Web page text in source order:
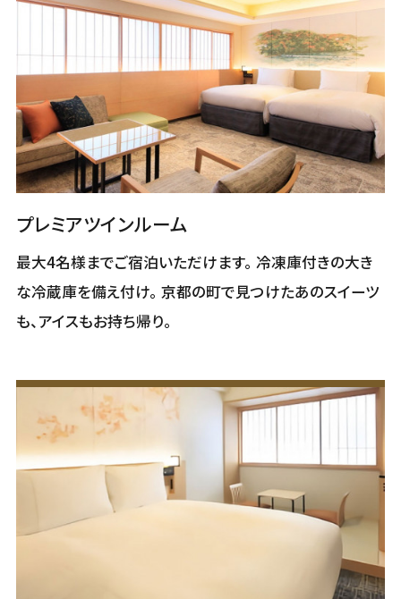
プレミアツインルーム
最大4名様までご宿泊いただけます。 冷凍庫付きの大き
な冷蔵庫を備え付け。 京都の町で見つけたあのスイーツ
も、アイスもお持ち帰り。